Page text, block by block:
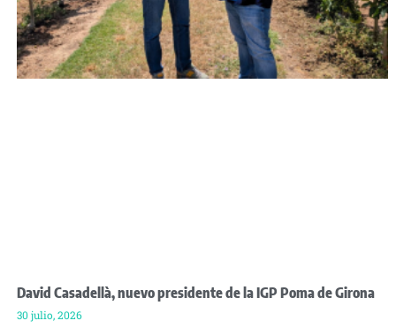
David Casadellà, nuevo presidente de la IGP Poma de Girona
30 julio, 2026